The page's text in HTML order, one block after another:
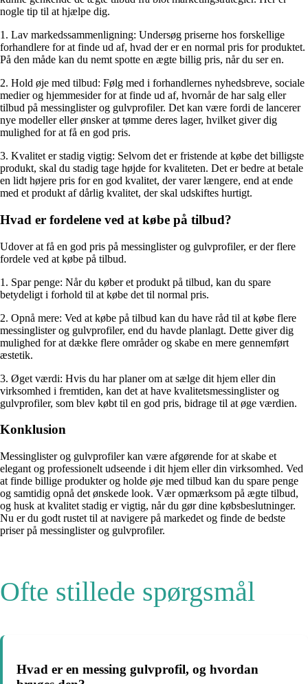
nogle tip til at hjælpe dig.
1. Lav markedssammenligning: Undersøg priserne hos forskellige
forhandlere for at finde ud af, hvad der er en normal pris for produktet.
På den måde kan du nemt spotte en ægte billig pris, når du ser en.
2. Hold øje med tilbud: Følg med i forhandlernes nyhedsbreve, sociale
medier og hjemmesider for at finde ud af, hvornår de har salg eller
tilbud på messinglister og gulvprofiler. Det kan være fordi de lancerer
nye modeller eller ønsker at tømme deres lager, hvilket giver dig
mulighed for at få en god pris.
3. Kvalitet er stadig vigtig: Selvom det er fristende at købe det billigste
produkt, skal du stadig tage højde for kvaliteten. Det er bedre at betale
en lidt højere pris for en god kvalitet, der varer længere, end at ende
med et produkt af dårlig kvalitet, der skal udskiftes hurtigt.
Hvad er fordelene ved at købe på tilbud?
Udover at få en god pris på messinglister og gulvprofiler, er der flere
fordele ved at købe på tilbud.
1. Spar penge: Når du køber et produkt på tilbud, kan du spare
betydeligt i forhold til at købe det til normal pris.
2. Opnå mere: Ved at købe på tilbud kan du have råd til at købe flere
messinglister og gulvprofiler, end du havde planlagt. Dette giver dig
mulighed for at dække flere områder og skabe en mere gennemført
æstetik.
3. Øget værdi: Hvis du har planer om at sælge dit hjem eller din
virksomhed i fremtiden, kan det at have kvalitetsmessinglister og
gulvprofiler, som blev købt til en god pris, bidrage til at øge værdien.
Konklusion
Messinglister og gulvprofiler kan være afgørende for at skabe et
elegant og professionelt udseende i dit hjem eller din virksomhed. Ved
at finde billige produkter og holde øje med tilbud kan du spare penge
og samtidig opnå det ønskede look. Vær opmærksom på ægte tilbud,
og husk at kvalitet stadig er vigtig, når du gør dine købsbeslutninger.
Nu er du godt rustet til at navigere på markedet og finde de bedste
priser på messinglister og gulvprofiler.
Ofte stillede spørgsmål
Hvad er en messing gulvprofil, og hvordan